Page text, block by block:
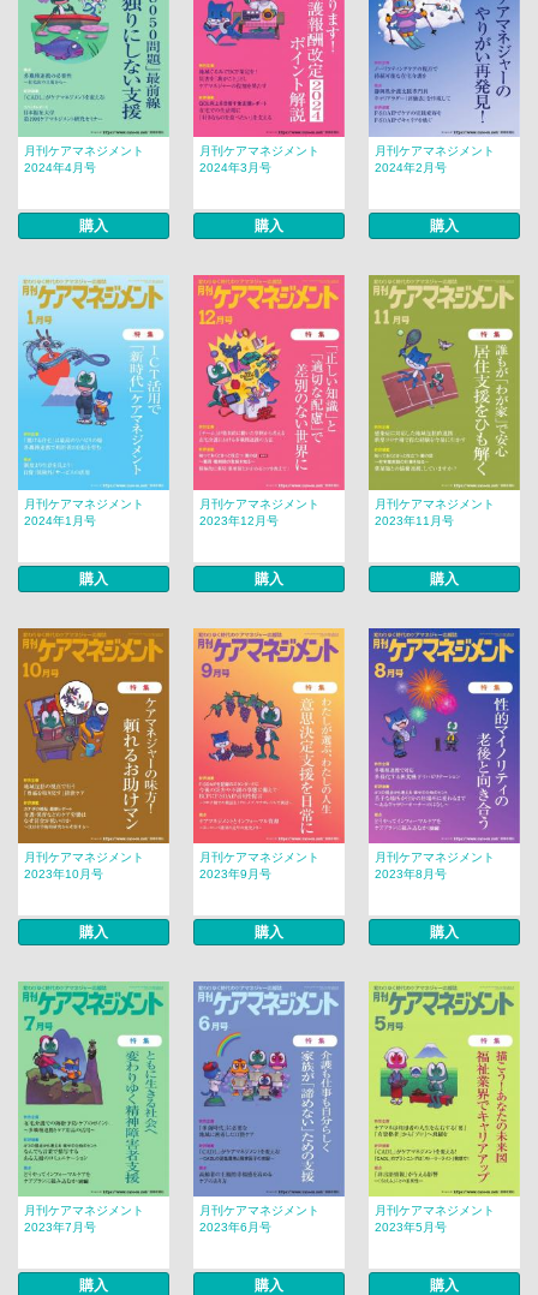
月刊ケアマネジメント
2024年4月号
購入
月刊ケアマネジメント
2024年3月号
購入
月刊ケアマネジメント
2024年2月号
購入
月刊ケアマネジメント
2024年1月号
購入
月刊ケアマネジメント
2023年12月号
購入
月刊ケアマネジメント
2023年11月号
購入
月刊ケアマネジメント
2023年10月号
購入
月刊ケアマネジメント
2023年9月号
購入
月刊ケアマネジメント
2023年8月号
購入
月刊ケアマネジメント
2023年7月号
購入
月刊ケアマネジメント
2023年6月号
購入
月刊ケアマネジメント
2023年5月号
購入